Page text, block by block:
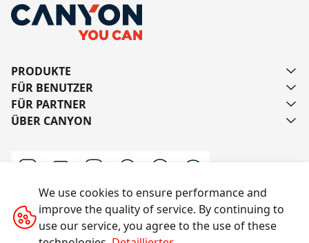
PRODUKTE
FÜR BENUTZER
FÜR PARTNER
ÜBER CANYON
Schreiben Sie uns
We use cookies to ensure performance and
improve the quality of service. By continuing to
use our service, you agree to the use of these